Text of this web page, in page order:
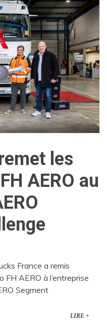
les
AERO au
France a remis
FH AERO à l’entreprise
Segment
LIRE +